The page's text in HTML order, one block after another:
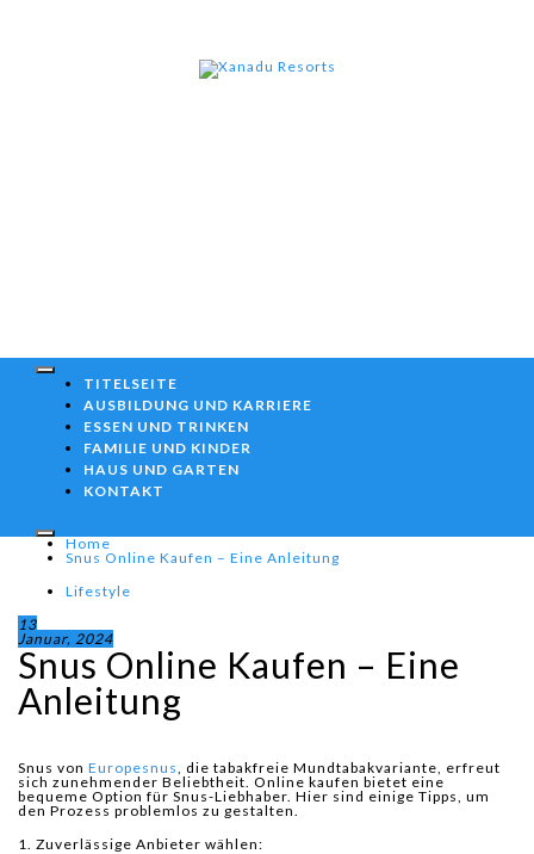
TITELSEITE
AUSBILDUNG UND KARRIERE
ESSEN UND TRINKEN
FAMILIE UND KINDER
HAUS UND GARTEN
KONTAKT
Home
Snus Online Kaufen – Eine Anleitung
Lifestyle
13
Januar, 2024
Snus Online Kaufen – Eine
Anleitung
Snus von Europesnus, die tabakfreie Mundtabakvariante, erfreut
sich zunehmender Beliebtheit. Online kaufen bietet eine
bequeme Option für Snus-Liebhaber. Hier sind einige Tipps, um
den Prozess problemlos zu gestalten.
1. Zuverlässige Anbieter wählen: